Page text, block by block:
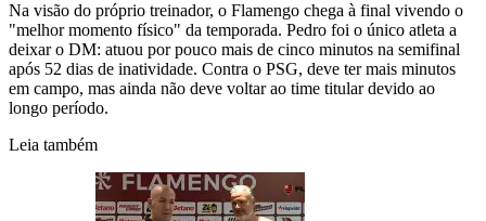
Na visão do próprio treinador, o Flamengo chega à final vivendo o
"melhor momento físico" da temporada. Pedro foi o único atleta a
deixar o DM: atuou por pouco mais de cinco minutos na semifinal
após 52 dias de inatividade. Contra o PSG, deve ter mais minutos
em campo, mas ainda não deve voltar ao time titular devido ao
longo período.
Leia também